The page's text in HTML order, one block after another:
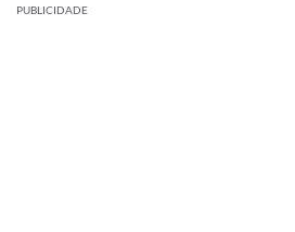
PUBLICIDADE